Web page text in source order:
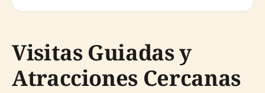
Visitas Guiadas y
Atracciones Cercanas